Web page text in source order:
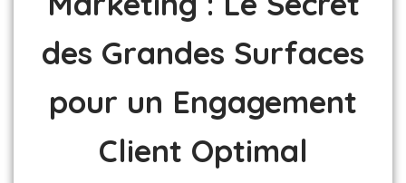
des Grandes Surfaces
pour un Engagement
Client Optimal